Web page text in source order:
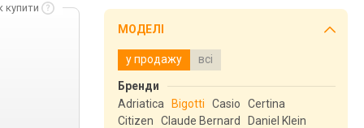
купити
МОДЕЛІ
у продажу всі
Бренди
Adriatica
Bigotti Casio
Certina
Citizen
Claude Bernard
Daniel Klein